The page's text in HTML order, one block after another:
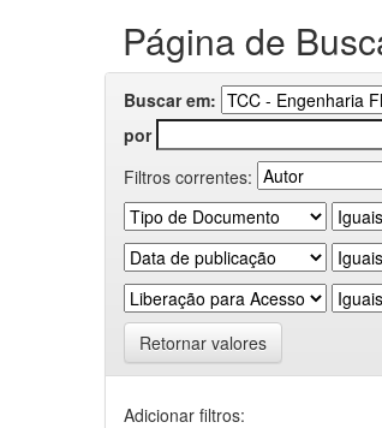
Página de
Buscar em:
por
Filtros correntes:
Retornar valores
Adicionar filtros: